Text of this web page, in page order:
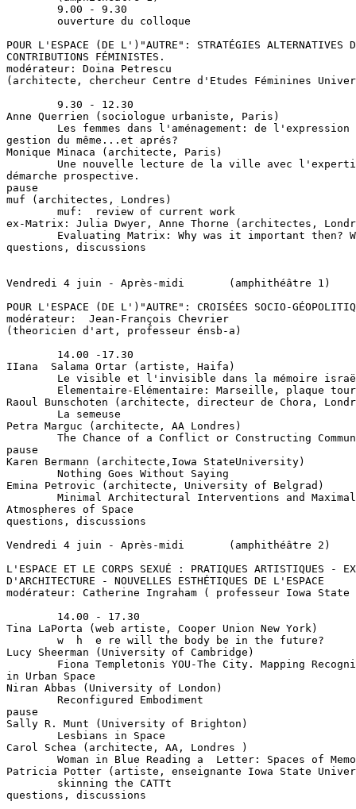
        9.00 - 9.30
        ouverture du colloque
POUR L'ESPACE (DE L')"AUTRE": STRATÉGIES ALTERNATIVES
CONTRIBUTIONS FÉMINISTES.
modérateur: Doina Petrescu
(architecte, chercheur Centre d'Etudes Féminines
        9.30 - 12.30
Anne Querrien (sociologue urbaniste, Paris)
Les femmes dans l'aménagement: de l'expression
gestion du même...et aprés?
Monique Minaca (architecte, Paris)
Une nouvelle lecture de la ville avec
démarche prospective.
pause
muf (architectes, Londres)
        muf:  review of current work
ex-Matrix: Julia Dwyer, Anne Thorne (architectes,
Evaluating Matrix: Why was it important then?
questions, discussions
Vendredi 4 juin - Après-midi       (amphithéâtre 1)
POUR L'ESPACE (DE L')"AUTRE": CROISÉES SOCIO-
modérateur:  Jean-François Chevrier
(theoricien d'art, professeur énsb-a)
        14.00 -17.30
IIana  Salama Ortar (artiste, Haifa)
Le visible et l'invisible dans la mémoire
Elementaire-Elémentaire: Marseille, plaque
Raoul Bunschoten (architecte, directeur de Chora,
        La semeuse
Petra Marguc (architecte, AA Londres)
The Chance of a Conflict or Constructing
pause
Karen Bermann (architecte,Iowa StateUniversity)
        Nothing Goes Without Saying
Emina Petrovic (architecte, University of Belgrad)
Minimal Architectural Interventions and
Atmospheres of Space
questions, discussions
Vendredi 4 juin - Après-midi       (amphithéâtre 2)
L'ESPACE ET LE CORPS SEXUÉ : PRATIQUES ARTISTIQUES -
D'ARCHITECTURE - NOUVELLES ESTHÉTIQUES DE L'ESPACE
modérateur: Catherine Ingraham ( professeur Iowa
        14.00 - 17.30
Tina LaPorta (web artiste, Cooper Union New York)
        w  h  e re will the body be in the future?
Lucy Sheerman (University of Cambridge)
Fiona Templetonis YOU-The City. Mapping
in Urban Space
Niran Abbas (University of London)
        Reconfigured Embodiment
pause
Sally R. Munt (University of Brighton)
        Lesbians in Space
Carol Schea (architecte, AA, Londres )
Woman in Blue Reading a  Letter: Spaces of
Patricia Potter (artiste, enseignante Iowa State
        skinning the CATTt
questions, discussions